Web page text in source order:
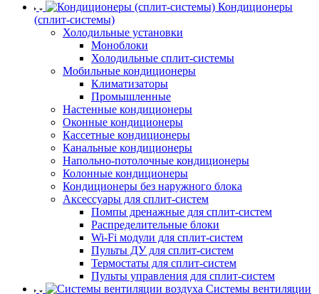
Кондиционеры
(сплит-системы)
Холодильные установки
Моноблоки
Холодильные сплит-системы
Мобильные кондиционеры
Климатизаторы
Промышленные
Настенные кондиционеры
Оконные кондиционеры
Кассетные кондиционеры
Канальные кондиционеры
Напольно-потолочные кондиционеры
Колонные кондиционеры
Кондиционеры без наружного блока
Аксессуары для сплит-систем
Помпы дренажные для сплит-систем
Распределительные блоки
Wi-Fi модули для сплит-систем
Пульты ДУ для сплит-систем
Термостаты для сплит-систем
Пульты управления для сплит-систем
Системы вентиляции